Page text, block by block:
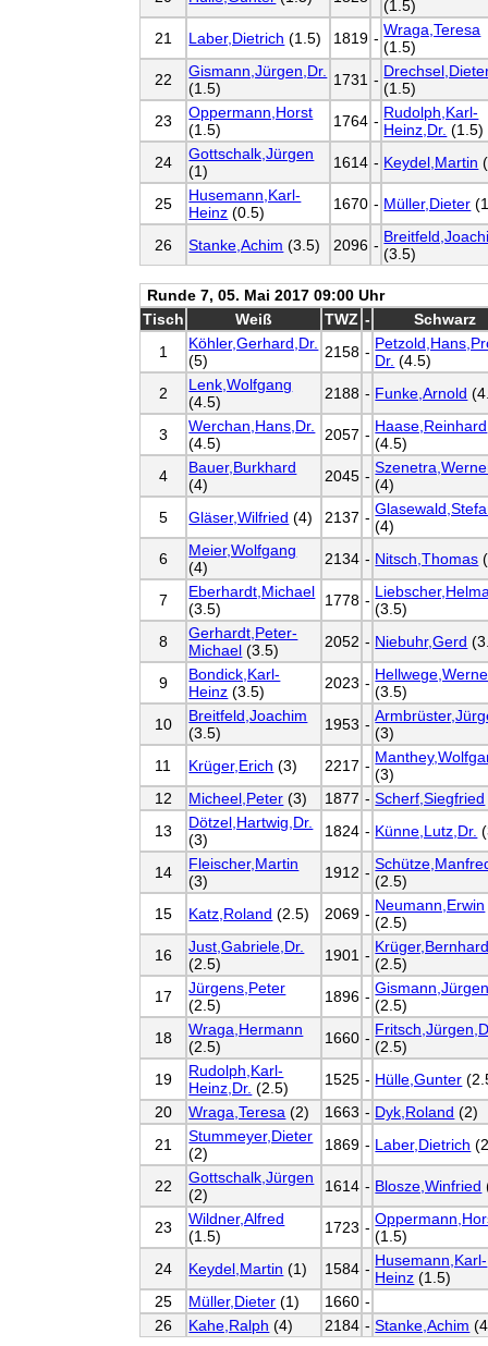
(1.5)
21
Laber,Dietrich (1.5) 1819 - Wraga,Teresa
(1.5)
22
Gismann,Jürgen,Dr.
(1.5)
1731 - (1.5)
23
Oppermann,Horst
(1.5)
1764 - Rudolph,Karl-
Heinz,Dr. (1.5)
24
Gottschalk,Jürgen
(1)
1614 - Keydel,Martin
25
Husemann,Karl-
Heinz (0.5) 1670 - Müller,Dieter
26 Stanke,Achim (3.5) 2096 - (3.5)
Runde 7, 05. Mai 2017 09:00 Uhr
Tisch
Weiß TWZ -
Schwarz
1
Köhler,Gerhard,Dr.
(5)
2158 - Dr. (4.5)
2
Lenk,Wolfgang
(4.5)
2188 - Funke,Arnold
3
Werchan,Hans,Dr.
(4.5)
2057 - Haase,Reinhard
(4.5)
4
Bauer,Burkhard
(4)
2045 - (4)
5
Gläser,Wilfried (4) 2137 - (4)
6
Meier,Wolfgang
(4)
2134 - Nitsch,Thomas
7
Eberhardt,Michael
(3.5)
1778 - (3.5)
8
Gerhardt,Peter-
Michael (3.5) 2052 - Niebuhr,Gerd
9
Bondick,Karl-
Heinz (3.5) 2023 - (3.5)
10
Breitfeld,Joachim
(3.5)
1953 - (3)
11
Krüger,Erich (3) 2217 - (3)
12
Micheel,Peter (3) 1877 - Scherf,Siegfried
13
Dötzel,Hartwig,Dr.
(3)
1824 - Künne,Lutz,Dr.
14
Fleischer,Martin
(3)
1912 - (2.5)
15
Katz,Roland (2.5) 2069 - Neumann,Erwin
(2.5)
16
Just,Gabriele,Dr.
(2.5)
1901 - (2.5)
17
Jürgens,Peter
(2.5)
1896 - (2.5)
18
Wraga,Hermann
(2.5)
1660 - (2.5)
19
Rudolph,Karl-
Heinz,Dr. (2.5) 1525 - Hülle,Gunter
20
Wraga,Teresa (2) 1663 - Dyk,Roland (2)
21
Stummeyer,Dieter
(2)
1869 - Laber,Dietrich
22
Gottschalk,Jürgen
(2)
1614 - Blosze,Winfried
23
Wildner,Alfred
(1.5)
1723 - (1.5)
24
Keydel,Martin (1) 1584 - Husemann,Karl-
Heinz (1.5)
25
Müller,Dieter (1) 1660 -
26
Kahe,Ralph (4) 2184 - Stanke,Achim